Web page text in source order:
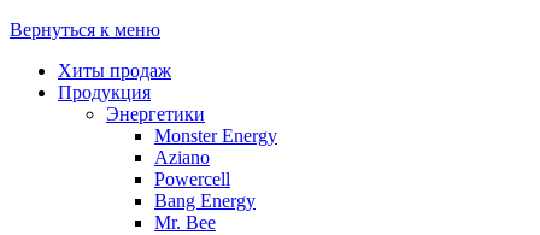
Вернуться к меню
Хиты продаж
Продукция
Энергетики
Monster Energy
Aziano
Powercell
Bang Energy
Mr. Bee